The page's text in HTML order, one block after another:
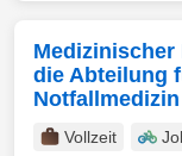
Medizinischer
die Abteilung
Vollzeit